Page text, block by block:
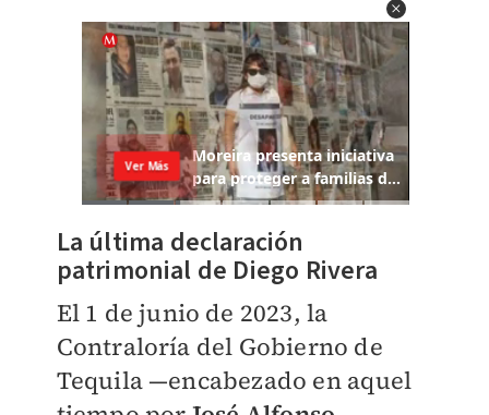
La última declaración
patrimonial de Diego Rivera
El 1 de junio de 2023, la
Contraloría del Gobierno de
Tequila —encabezado en aquel